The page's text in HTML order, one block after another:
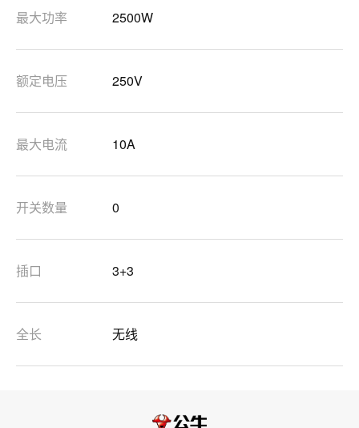
最大功率 2500W
额定电压 250V
最大电流 10A
开关数量 0
插口 3+3
全长 无线